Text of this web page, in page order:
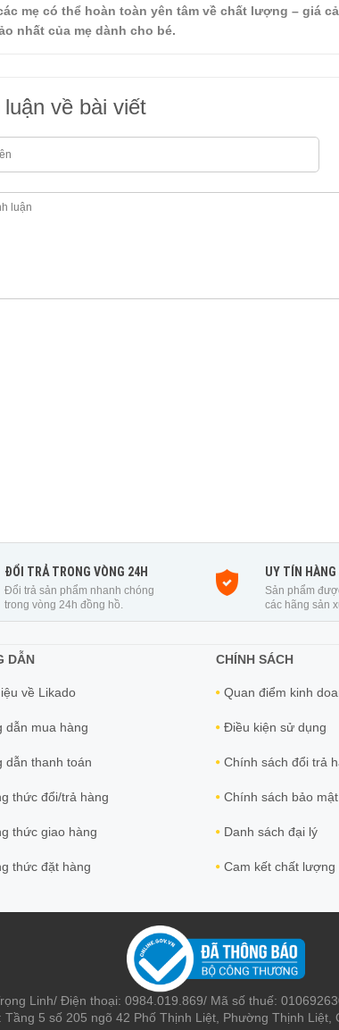
mẹ có thể hoàn toàn yên tâm về chất lượng – giá
nhất của mẹ dành cho bé.
luận về bài viết
ĐỔI TRẢ TRONG VÒNG 24H
Đổi trả sản phẩm nhanh chóng
trong vòng 24h đồng hồ.
UY TÍN
Sản phẩm
các hãng sản
DẪN
về Likado
dẫn mua hàng
dẫn thanh toán
thức đổi/trả hàng
thức giao hàng
thức đặt hàng
CHÍNH SÁCH
Quan điểm kinh
Điều kiện sử dụng
Chính sách đổi trả
Chính sách bảo mật
Danh sách đại lý
Cam kết chất lượng
Linh/ Điện thoại: 0984.019.869/ Mã số thuế:
Tầng 5 số 205 ngõ 42 Phố Thịnh Liệt, Phường Thịnh Liệt,